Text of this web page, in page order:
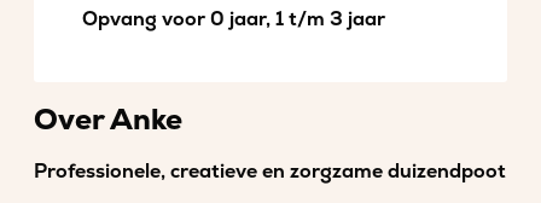
Opvang voor 0 jaar, 1 t/m 3 jaar
Over Anke
Professionele, creatieve en zorgzame duizendpoot